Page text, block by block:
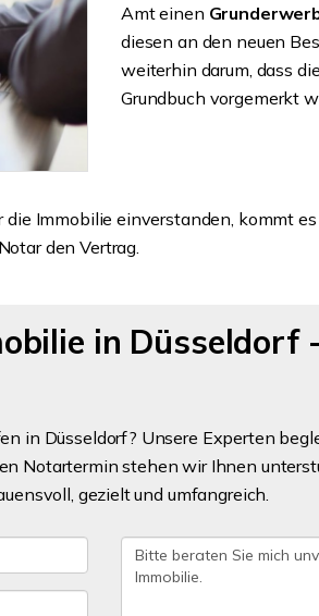
Amt einen
diesen an den neuen
weiterhin darum, dass
Grundbuch vorgemerkt
Immobilie einverstanden, kommt
den Vertrag.
in Düsseldorf
in Düsseldorf? Unsere Experten
Notartermin stehen wir Ihnen
gezielt und umfangreich.
Saniertes und
möbliertes 1,5-Zimmer-